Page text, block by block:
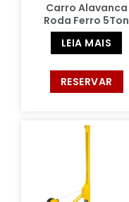
Carro Alavanca
Roda Ferro 5Ton
LEIA MAIS
RESERVAR